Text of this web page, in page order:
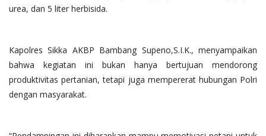
urea, dan 5 liter herbisida.
Kapolres Sikka AKBP Bambang Supeno,S.I.K., menyampaikan
bahwa kegiatan ini bukan hanya bertujuan mendorong
produktivitas pertanian, tetapi juga mempererat hubungan Polri
dengan masyarakat.